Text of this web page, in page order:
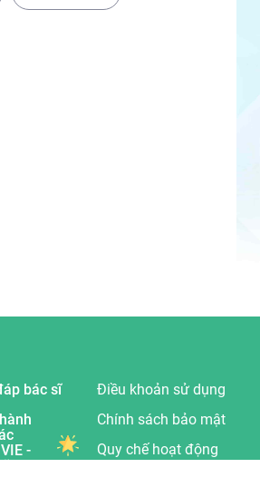
bác sĩ
-
ơi
Điều khoản sử dụng
Chính sách bảo mật
Quy chế hoạt động